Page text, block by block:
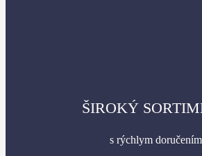
ŠIROKÝ
s rýchlym doručením